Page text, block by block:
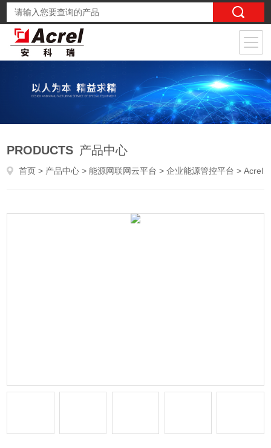
PRODUCTS 产品中心
首页 > 产品中心 >能源网联网云平台 >企业能源管控平台 > AcrelCloud-7000制造业能耗成本核算